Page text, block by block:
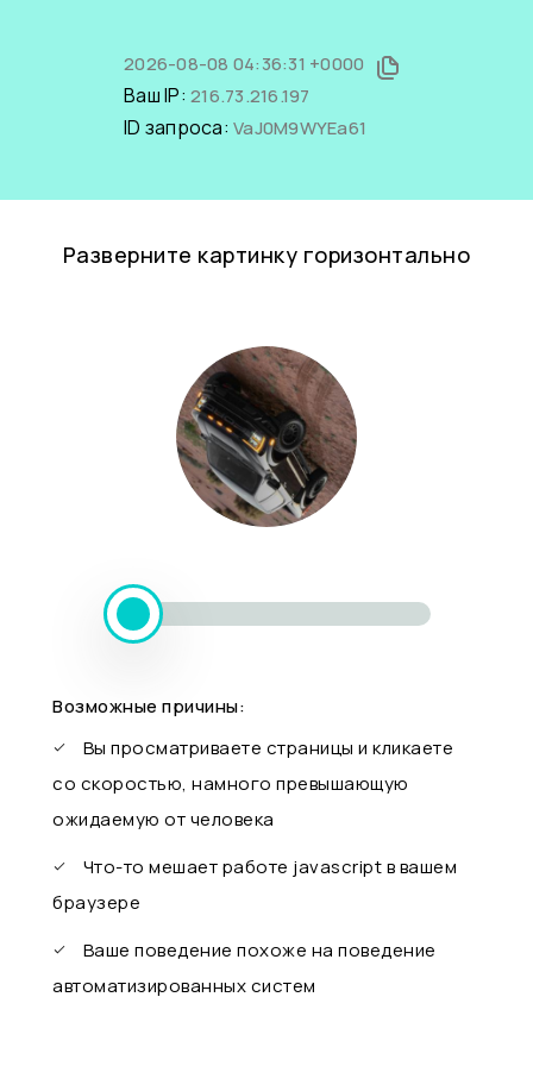
2026-08-08 04:36:31 +0000
Ваш IP: 216.73.216.197
ID запроса: VaJ0M9WYEa61
Разверните картинку горизонтально
Возможные причины:
Вы просматриваете страницы и кликаете
со скоростью, намного превышающую
ожидаемую от человека
Что-то мешает работе javascript в вашем
браузере
Ваше поведение похоже на поведение
автоматизированных систем